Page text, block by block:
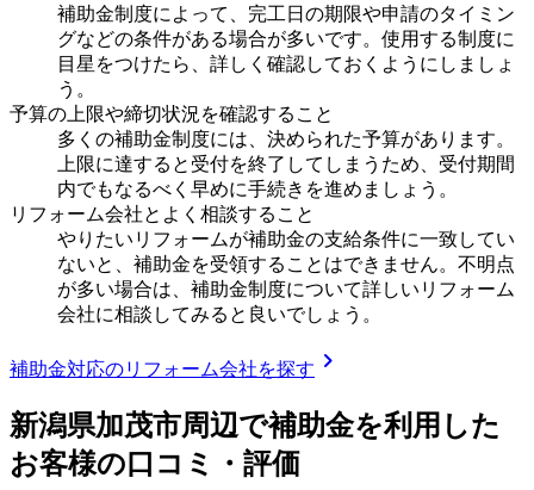
補助金制度によって、完工日の期限や申請のタイミン
グなどの条件がある場合が多いです。使用する制度に
目星をつけたら、詳しく確認しておくようにしましょ
う。
予算の上限や締切状況を確認すること
多くの補助金制度には、決められた予算があります。
上限に達すると受付を終了してしまうため、受付期間
内でもなるべく早めに手続きを進めましょう。
リフォーム会社とよく相談すること
やりたいリフォームが補助金の支給条件に一致してい
ないと、補助金を受領することはできません。不明点
が多い場合は、補助金制度について詳しいリフォーム
会社に相談してみると良いでしょう。
補助金対応のリフォーム会社を探す chevron_right
新潟県加茂市周辺で補助金を利用した
お客様の口コミ・評価